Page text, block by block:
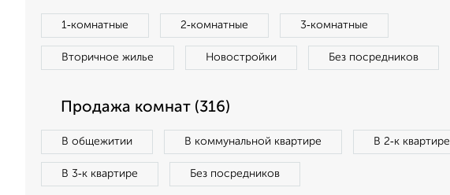
1‑комнатные 2‑комнатные 3‑комнатные
Вторичное жилье Новостройки Без посредников
Продажа комнат (316)
В общежитии В коммунальной квартире В 2‑к квартире
В 3‑к квартире Без посредников